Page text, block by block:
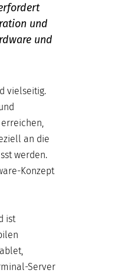
und
und
vielseitig.
an die
werden.
Konzept
ist
Server